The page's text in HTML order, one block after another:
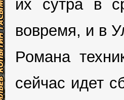
их сутра в
вовремя, и в
Романа
сейчас идет